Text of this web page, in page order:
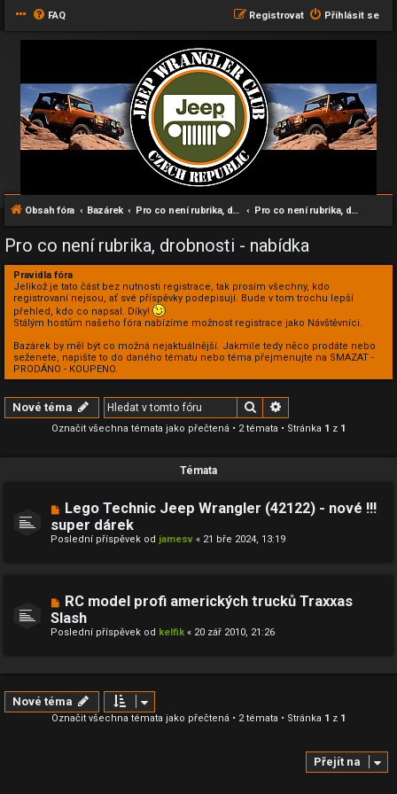
FAQ Přihlásit se
Registrovat
Obsah fóra Bazárek Pro co není rubrika, drobnosti Pro co není rubrika, drobnosti - nabídka
Pro co není rubrika, drobnosti - nabídka
Pravidla fóra
Jelikož je tato část bez nutnosti registrace, tak prosím všechny, kdo
registrovaní nejsou, ať své příspěvky podepisují. Bude v tom trochu lepší
přehled, kdo co napsal. Díky!
Stálým hostům našeho fóra nabízíme možnost registrace jako Návštěvníci.
Bazárek by měl být co možná nejaktuálnější. Jakmile tedy něco prodáte nebo
seženete, napište to do daného tématu nebo téma přejmenujte na SMAZAT -
PRODÁNO - KOUPENO.
Nové téma Hledat
Označit všechna témata jako přečtená • 2 témata • Stránka 1 z 1
Témata
Lego Technic Jeep Wrangler (42122) - nové !!!
super dárek
Poslední příspěvek od jamesv « 21 bře 2024, 13:19
RC model profi amerických trucků Traxxas
Slash
Poslední příspěvek od kelfik « 20 zář 2010, 21:26
Nové téma
Označit všechna témata jako přečtená • 2 témata • Stránka 1 z 1
Přejít na